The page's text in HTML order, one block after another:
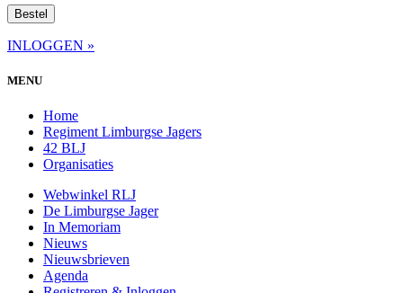
Bestel
INLOGGEN »
MENU
Home
Regiment Limburgse Jagers
42 BLJ
Organisaties
Webwinkel RLJ
De Limburgse Jager
In Memoriam
Nieuws
Nieuwsbrieven
Agenda